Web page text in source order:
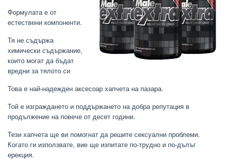
Формулата е от
естествени компоненти.
Тя не съдържа
химически съдържание,
които могат да бъдат
вредни за тялото си
Това е най-надежден аксесоар хапчета на пазара.
Той е изграждането и поддържането на добра репутация в
продължение на повече от десет години.
Тези хапчета ще ви помогнат да решите сексуални проблеми.
Когато ги използвате, вие ще изпитате по-трудно и по-дълъг
ерекция.